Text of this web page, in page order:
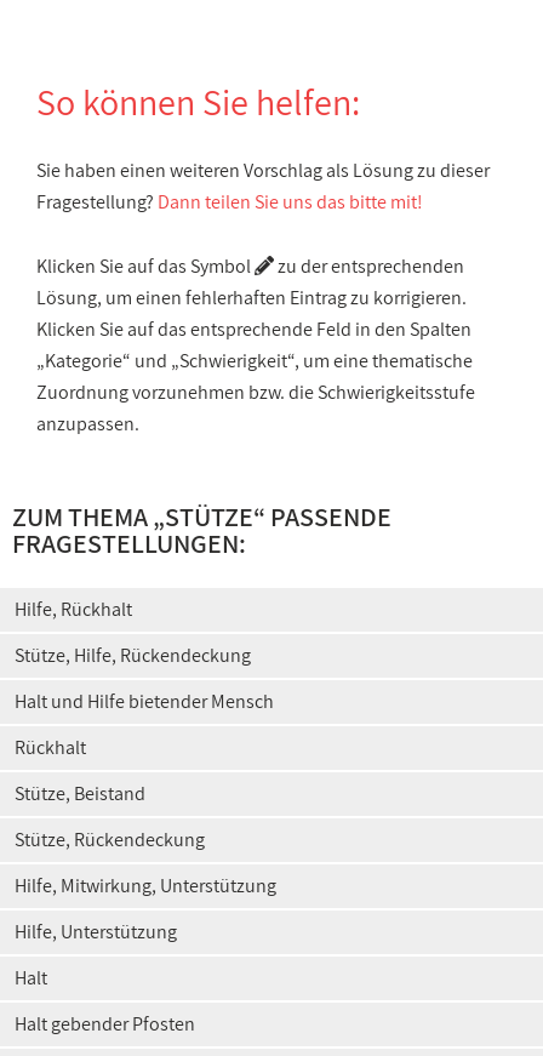
So können Sie helfen:
Sie haben einen weiteren Vorschlag als Lösung zu dieser
Fragestellung? Dann teilen Sie uns das bitte mit!
Klicken Sie auf das Symbol
zu der entsprechenden
Lösung, um einen fehlerhaften Eintrag zu korrigieren.
Klicken Sie auf das entsprechende Feld in den Spalten
„Kategorie“ und „Schwierigkeit“, um eine thematische
Zuordnung vorzunehmen bzw. die Schwierigkeitsstufe
anzupassen.
ZUM THEMA „STÜTZE“ PASSENDE
FRAGESTELLUNGEN:
Hilfe, Rückhalt
Stütze, Hilfe, Rückendeckung
Halt und Hilfe bietender Mensch
Rückhalt
Stütze, Beistand
Stütze, Rückendeckung
Hilfe, Mitwirkung, Unterstützung
Hilfe, Unterstützung
Halt
Halt gebender Pfosten